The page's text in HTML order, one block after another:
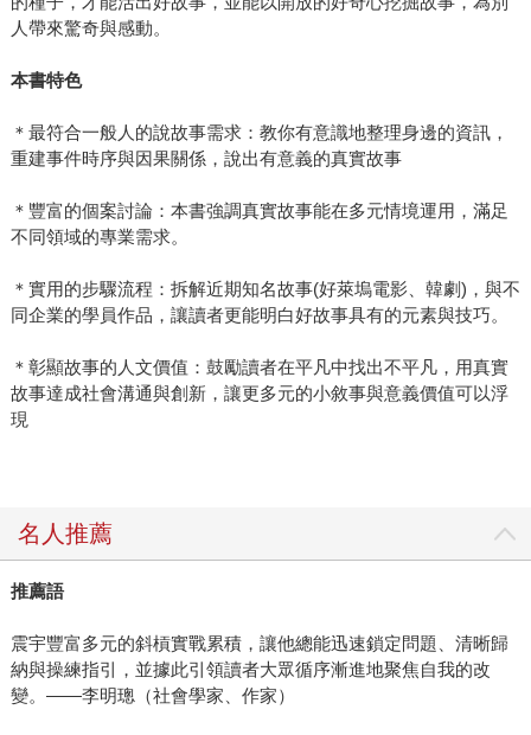
人帶來驚奇與感動。
本書特色
＊最符合一般人的說故事需求：教你有意識地整理身邊的資訊，
重建事件時序與因果關係，說出有意義的真實故事
＊豐富的個案討論：本書強調真實故事能在多元情境運用，滿足
不同領域的專業需求。
＊實用的步驟流程：拆解近期知名故事(好萊塢電影、韓劇)，與不
同企業的學員作品，讓讀者更能明白好故事具有的元素與技巧。
＊彰顯故事的人文價值：鼓勵讀者在平凡中找出不平凡，用真實
故事達成社會溝通與創新，讓更多元的小敘事與意義價值可以浮
現
名人推薦
推薦語
震宇豐富多元的斜槓實戰累積，讓他總能迅速鎖定問題、清晰歸
納與操練指引，並據此引領讀者大眾循序漸進地聚焦自我的改
變。——李明璁（社會學家、作家）